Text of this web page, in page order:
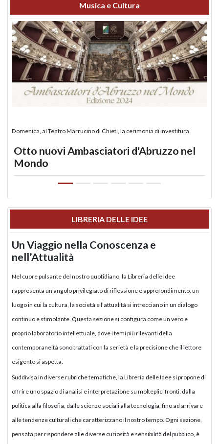
Musica e Cultura
Domenica, al Teatro Marrucino di Chieti, la cerimonia di investitura
Otto nuovi Ambasciatori d'Abruzzo nel
Mondo
LIBRERIA DELLE IDEE
Un Viaggio nella Conoscenza e
nell’Attualità
Nel cuore pulsante del nostro quotidiano, la Libreria delle Idee
rappresenta un angolo privilegiato di riflessione e approfondimento, un
luogo in cui la cultura, la società e l’attualità si intrecciano in un dialogo
continuo e stimolante. Questa sezione si configura come un vero e
proprio laboratorio intellettuale, dove i temi più rilevanti della
contemporaneità sono trattati con la serietà e la precisione che il lettore
esigente si aspetta.
Suddivisa in diverse rubriche tematiche, la Libreria delle Idee si propone di
offrire uno spazio di analisi e interpretazione su molteplici fronti: dalla
politica alla filosofia, dalle scienze sociali alla tecnologia, fino ad arrivare
alle tendenze culturali che caratterizzano il nostro tempo. Ogni sezione,
pensata per rispondere alle diverse curiosità e sensibilità del pubblico, è